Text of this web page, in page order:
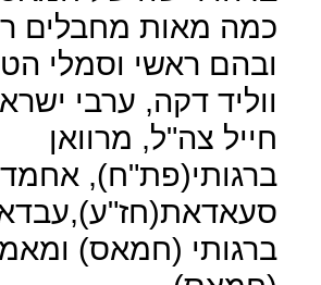
כמה מאות מחבלים
ובהם ראשי וסמלי
ווליד דקה, ערבי
חייל צה"ל, מרוואן
ברגותי(פת"ח), אחמד
ברגותי (חמאס)